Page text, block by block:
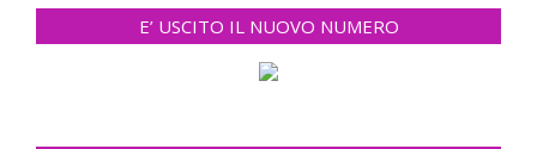
E’ USCITO IL NUOVO NUMERO